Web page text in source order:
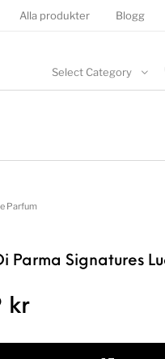
Alla produkter Blogg
Select Category
Parfum
Parma Signatures
kr